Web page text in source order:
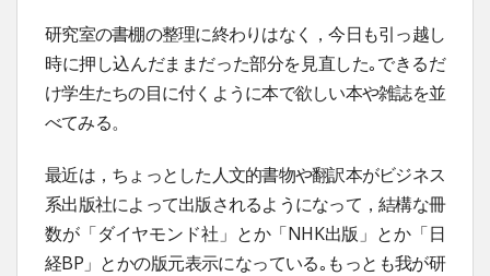
研究室の書棚の整理に終わりはなく，今日も引っ越し
時に押し込んだままだった部分を見直した｡できるだ
け学生たちの目に付くように本で欲しい本や雑誌を並
べてみる。
最近は，ちょっとした人文的書物や翻訳本がビジネス
系出版社によって出版されるようになって，結構な冊
数が「ダイヤモンド社」とか「NHK出版」とか「日
経BP」とかの版元表示になっている｡もっとも我が研